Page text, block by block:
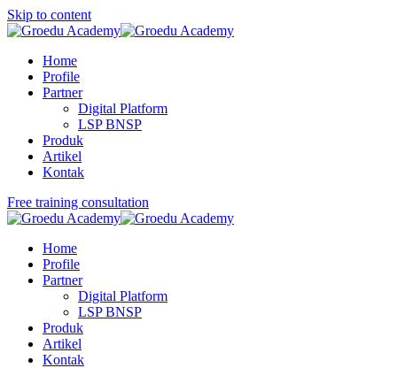
Skip to content
Home
Profile
Partner
Digital Platform
LSP BNSP
Produk
Artikel
Kontak
Free training consultation
Home
Profile
Partner
Digital Platform
LSP BNSP
Produk
Artikel
Kontak